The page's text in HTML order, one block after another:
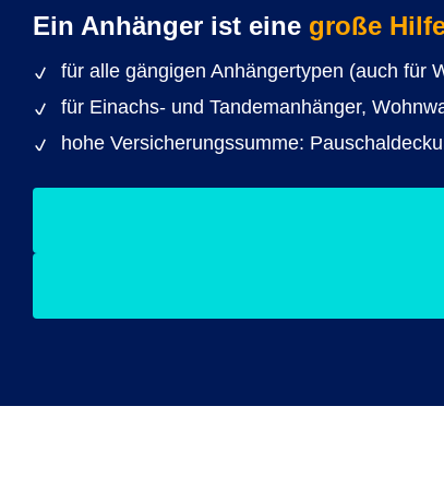
Ein Anhänger ist eine große
für alle gängigen Anhängertypen (auch für
für Einachs- und Tandemanhänger,
hohe Versicherungssumme: